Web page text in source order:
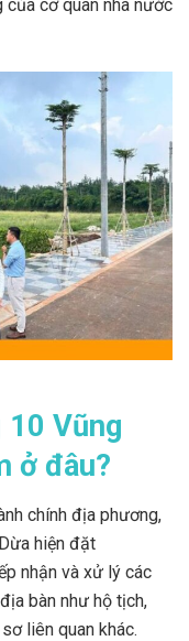
cơ quan nhà nước
10 Vũng
ở đâu?
chính địa phương,
hiện đặt
nhận và xử lý các
bàn như hộ tịch,
liên quan khác.